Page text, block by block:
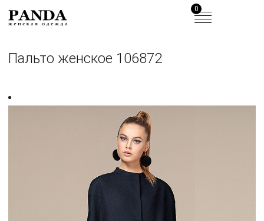
0
Пальто женское 106872